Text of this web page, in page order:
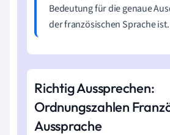
Bedeutung für die genaue
der französischen Sprache ist.
Richtig Aussprechen:
Ordnungszahlen
Aussprache